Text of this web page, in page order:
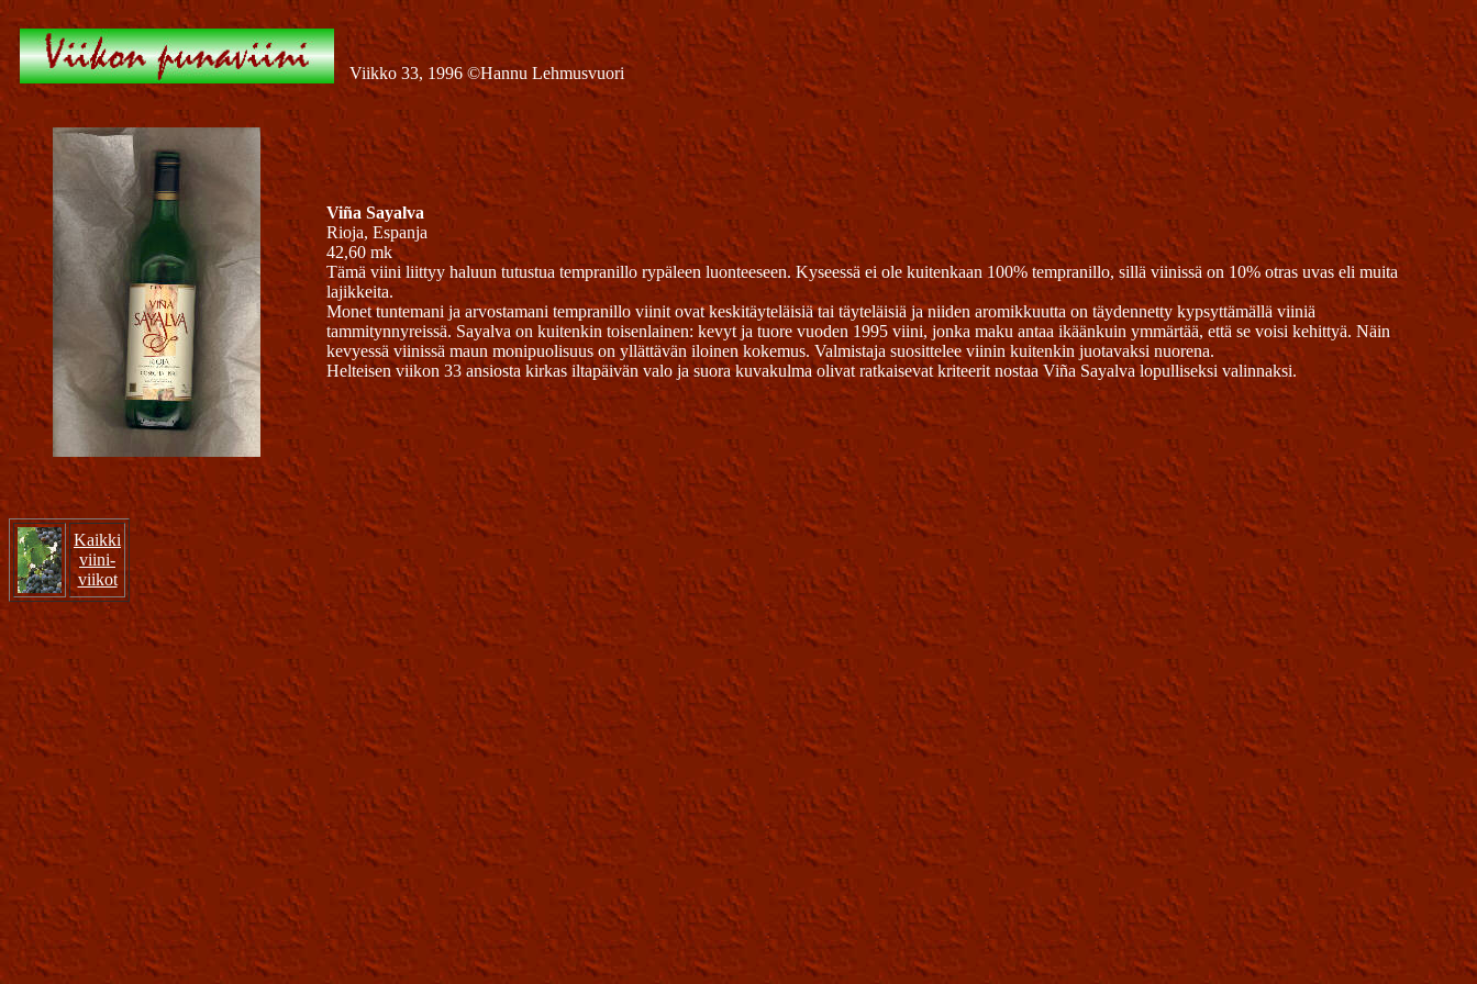
Viikko 33, 1996 ©Hannu Lehmusvuori
Viña Sayalva
Rioja, Espanja
42,60 mk
Tämä viini liittyy haluun tutustua tempranillo rypäleen luonteeseen. Kyseessä ei ole kuitenkaan 100% tempranillo, sillä viinissä on 10% otras uvas eli muita
lajikkeita.
Monet tuntemani ja arvostamani tempranillo viinit ovat keskitäyteläisiä tai täyteläisiä ja niiden aromikkuutta on täydennetty kypsyttämällä viiniä
tammitynnyreissä. Sayalva on kuitenkin toisenlainen: kevyt ja tuore vuoden 1995 viini, jonka maku antaa ikäänkuin ymmärtää, että se voisi kehittyä. Näin
kevyessä viinissä maun monipuolisuus on yllättävän iloinen kokemus. Valmistaja suosittelee viinin kuitenkin juotavaksi nuorena.
Helteisen viikon 33 ansiosta kirkas iltapäivän valo ja suora kuvakulma olivat ratkaisevat kriteerit nostaa Viña Sayalva lopulliseksi valinnaksi.
Kaikki
viini-
viikot